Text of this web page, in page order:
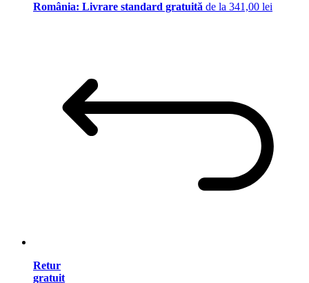
România: Livrare standard gratuită de la 341,00 lei
Retur
gratuit